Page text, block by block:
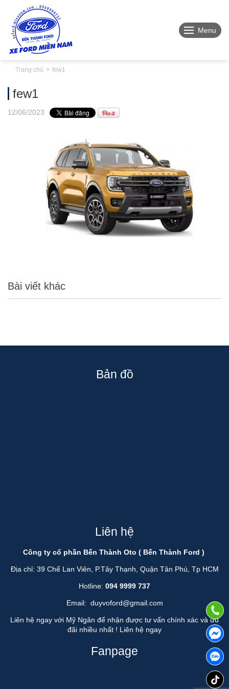
Menu
Trang chủ few1
few1
12/06/2023
Bài viết khác
Bản đồ
Liên hệ
Công ty cổ phần Bến Thành Oto ( Bến Thành Ford )
Địa chỉ: 39 Chế Lan Viên, P.Tây Thạnh, Quận Tân Phú, Tp HCM
Hotline: 094 9999 737
Email: duyvoford@gmail.com
Liên hệ ngay với Mỹ Ngân để nhận được tư vấn chính xác và ưu
đãi nhiều nhất ! Liên hệ ngay
Fanpage